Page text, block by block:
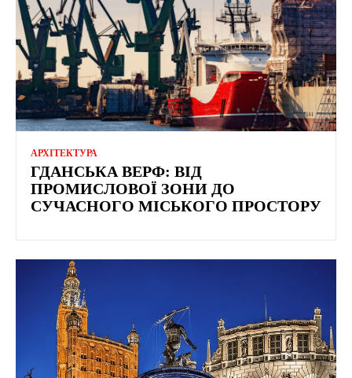
АРХІТЕКТУРА
ГДАНСЬКА ВЕРФ: ВІД
ПРОМИСЛОВОЇ ЗОНИ ДО
СУЧАСНОГО МІСЬКОГО ПРОСТОРУ